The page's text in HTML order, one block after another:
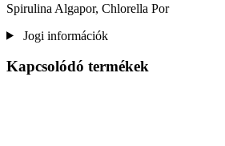
Spirulina Algapor, Chlorella Por
Jogi információk
Kapcsolódó termékek